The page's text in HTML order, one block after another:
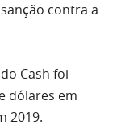
contra a
Cash foi
dólares em
2019.